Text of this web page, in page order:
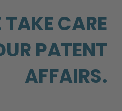
TAKE CARE
PATENT
AFFAIRS.